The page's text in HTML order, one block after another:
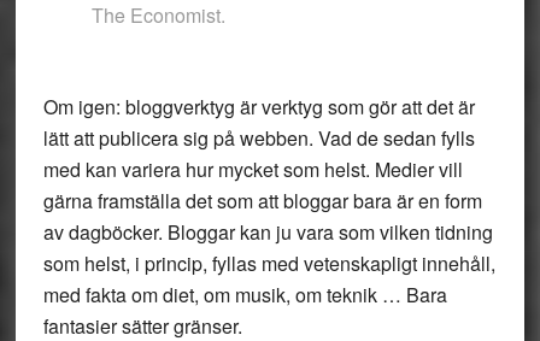
The Economist.
Om igen: bloggverktyg är verktyg som gör att det är
lätt att publicera sig på webben. Vad de sedan fylls
med kan variera hur mycket som helst. Medier vill
gärna framställa det som att bloggar bara är en form
av dagböcker. Bloggar kan ju vara som vilken tidning
som helst, i princip, fyllas med vetenskapligt innehåll,
med fakta om diet, om musik, om teknik … Bara
fantasier sätter gränser.